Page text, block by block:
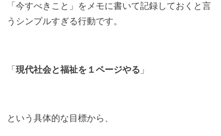
「今すべきこと」をメモに書いて記録しておくと言
うシンプルすぎる行動です。
「 現代社会と福祉を１ページやる 」
という具体的な目標から、